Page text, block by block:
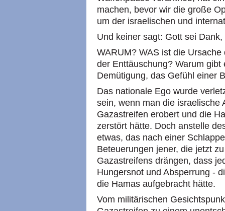
machen, bevor wir die große
um der israelischen und
Und keiner sagt: Gott sei
WARUM? WAS ist die
der Enttäuschung? Warum
Demütigung, das Gefühl einer
Das nationale Ego wurde
sein, wenn man die israelische
Gazastreifen erobert und die
zerstört hätte. Doch anstelle
etwas, das nach einer
Beteuerungen jener, die jetzt
Gazastreifens drängen, dass
Hungersnot und Absperrung -
die Hamas aufgebracht hätte.
Vom militärischen